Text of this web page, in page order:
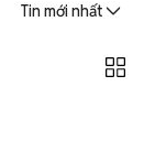
Tin mới nhất